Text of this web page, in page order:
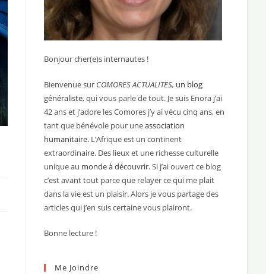
Bonjour cher(e)s internautes !
Bienvenue sur COMORES ACTUALITES, un blog
généraliste, qui vous parle de tout. Je suis Enora j’ai
42 ans et j’adore les Comores j’y ai vécu cinq ans, en
tant que bénévole pour uneassociation
humanitaire. L’Afrique est un continent
extraordinaire. Des lieux et une richesse culturelle
unique au monde à découvrir. Si j’ai ouvert ce blog
c’est avant tout parce que relayer ce qui me plait
dans la vie est un plaisir. Alors je vous partage des
articles qui j’en suis certaine vous plairont.
Bonne lecture !
Me Joindre